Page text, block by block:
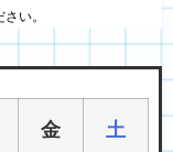
い。
金 土